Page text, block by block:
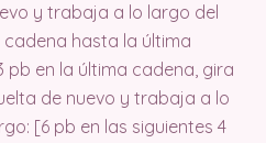
y trabaja a lo largo del
cadena hasta la última
en la última cadena, gira
de nuevo y trabaja a lo
[6 pb en las siguientes 4